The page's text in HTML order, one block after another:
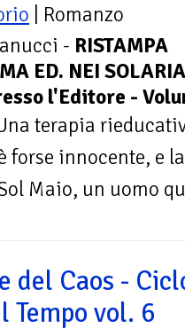
| Romanzo
- RISTAMPA
ED. NEI
l'Editore -
terapia
forse innocente, e
Maio, un uomo
del Caos -
Tempo vol. 6